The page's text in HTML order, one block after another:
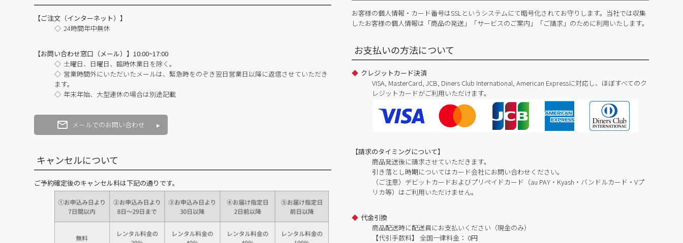
【ご注文（インターネット）】
24時間年中無休
【お問い合わせ窓口（メール）】10:00~17:00
土曜日、日曜日、臨時休業日を除く。
営業時間外にいただいたメールは、緊急時をのぞき翌日営業日以降に返信させていただき
ます。
年末年始、大型連休の場合は別途記載
メールでのお問い合わせ
キャンセルについて
ご予約確定後のキャンセル料は下記の通りです。
お客様の個人情報・カード番号はSSLというシステムにて暗号化されてお守りします。当社では収集
したお客様の個人情報は「商品の発送」「サービスのご案内」「ご請求」のために利用いたします。
お支払いの方法について
クレジットカード決済
VISA, MasterCard, JCB, Diners Club International, American Expressに対応し、ほぼすべてのク
レジットカードがご利用いただけます。
【請求のタイミングについて】
商品発送後に請求させていただきます。
引き落とし時期についてはカード会社にお問い合わせください。
（ご注意）デビットカードおよびプリペイドカード（au PAY・Kyash・バンドルカード・Vプ
リカ等）はご利用いただけません。
代金引換
商品配送時に配送員にお支払いください（現金のみ）
【代引手数料】 全国一律料金： 0円